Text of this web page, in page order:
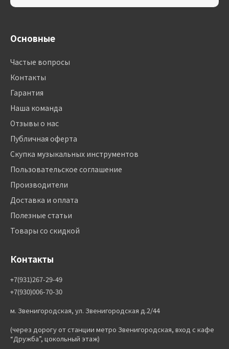
Основные
Частые вопросы
Контакты
Гарантия
Наша команда
Отзывы о нас
Публичная оферта
Скупка музыкальных инструментов
Пользовательское соглашение
Производители
Доставка и оплата
Полезные статьи
Товары со скидкой
Контакты
+7(931)267-29-49
+7(930)006-70-30
м. Звенигородская, ул. Звенигородская д.2/44
(через дорогу от станции метро Звенигородская, вход с кафе
“Дружба”, цокольный этаж)